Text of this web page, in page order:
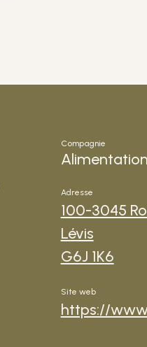
Compagnie
Adresse
100-3045
Lévis
G6J 1K6
Site web
https://